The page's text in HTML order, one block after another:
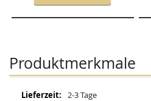
Produktmerkmale
Mehr
2-3 Tage